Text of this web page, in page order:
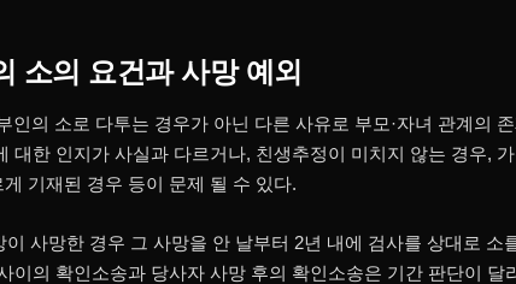
소의 요건과 사망 예외
인의 소로 다투는 경우가 아닌 다른 사유로 부모·자녀 관계의
대한 인지가 사실과 다르거나, 친생추정이 미치지 않는 경우,
기재된 경우 등이 문제 될 수 있다.
사망한 경우 그 사망을 안 날부터 2년 내에 검사를 상대로 소
이의 확인소송과 당사자 사망 후의 확인소송은 기간 판단이 달